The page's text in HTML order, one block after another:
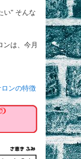
い" そんな
ンは、今月
ンの特徴